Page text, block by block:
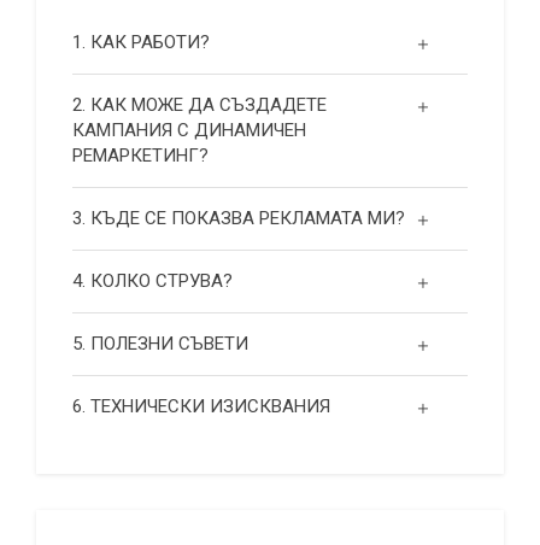
1. КАК РАБОТИ?
2. КАК МОЖЕ ДА СЪЗДАДЕТЕ
КАМПАНИЯ С ДИНАМИЧЕН
РЕМАРКЕТИНГ?
3. КЪДЕ СЕ ПОКАЗВА РЕКЛАМАТА МИ?
4. КОЛКО СТРУВА?
5. ПОЛЕЗНИ СЪВЕТИ
6. ТЕХНИЧЕСКИ ИЗИСКВАНИЯ